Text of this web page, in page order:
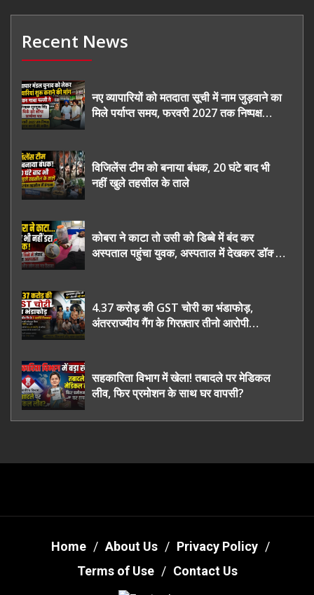
Recent News
नए व्यापारियों को मतदाता सूची में नाम जुड़वाने का
मिले पर्याप्त समय, फरवरी 2027 तक निष्पक्ष
विजिलेंस टीम को बनाया बंधक, 20 घंटे बाद भी
नहीं खुले तहसील के ताले
कोबरा ने काटा तो उसी को डिब्बे में बंद कर
अस्पताल पहुंचा युवक, अस्पताल में देखकर डॉक्टर
4.37 करोड़ की GST चोरी का भंडाफोड़,
अंतरराज्यीय गैंग के गिरफ़्तार तीनो आरोपी
सहकारिता विभाग में खेला! तबादले पर मेडिकल
लीव, फिर प्रमोशन के साथ घर वापसी?
Home About Us
Privacy Policy
Terms of Use
Contact Us